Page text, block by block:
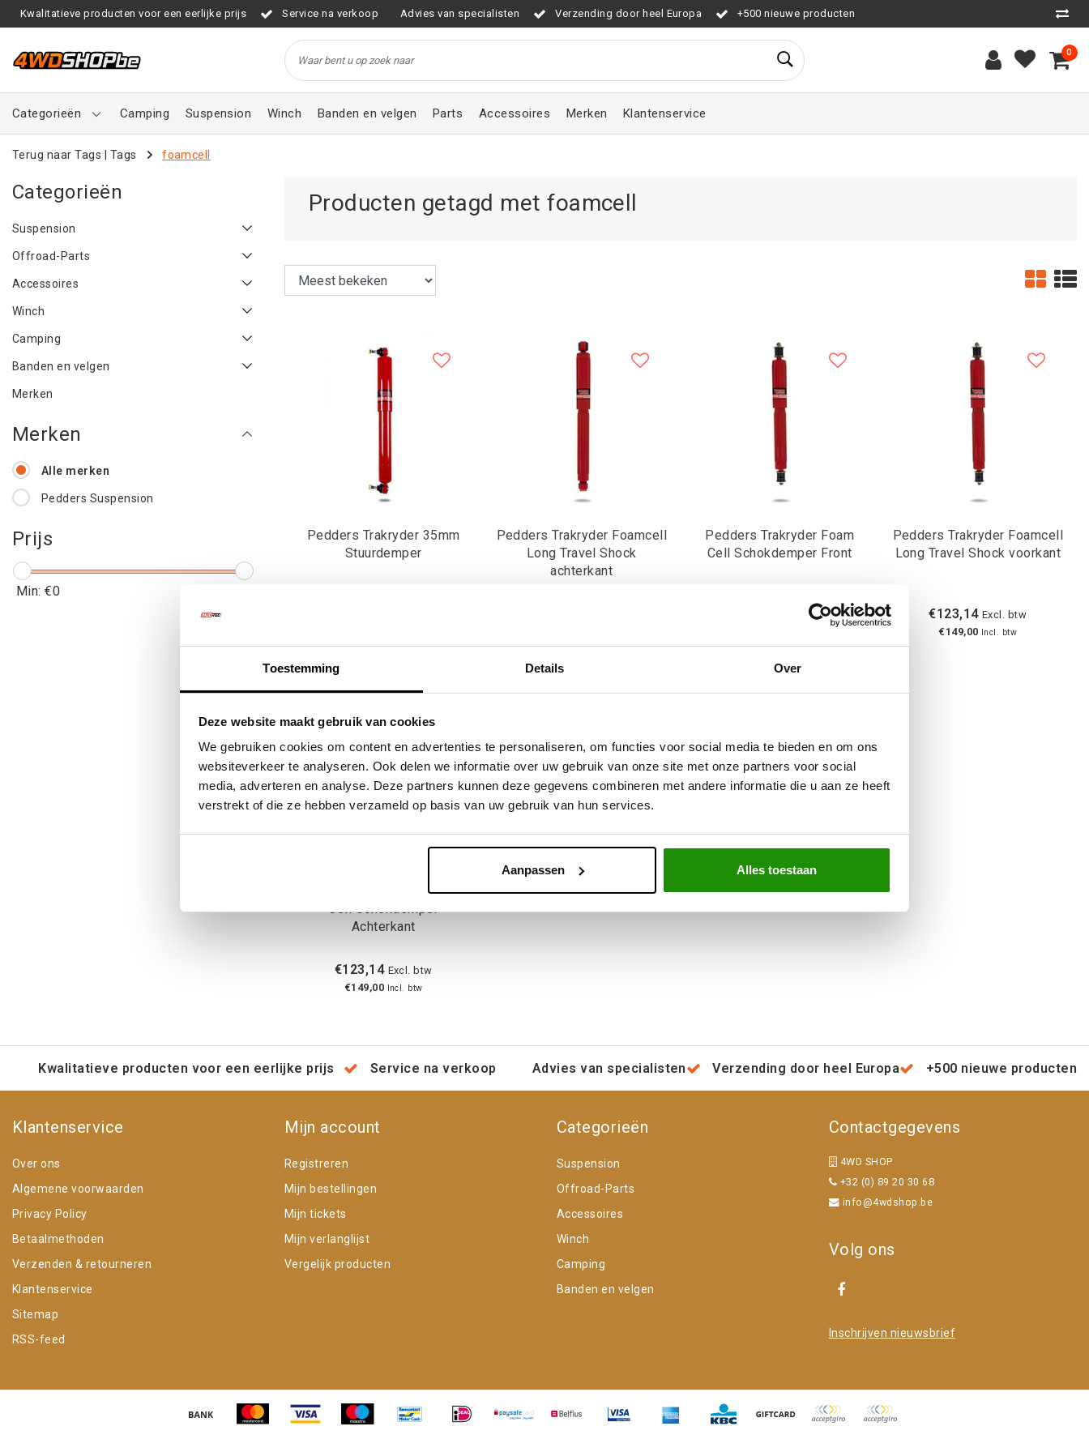
Toestemming Details Over
Deze website maakt gebruik van cookies
We gebruiken cookies om content en advertenties te personaliseren, om functies voor social media te bieden en om ons
websiteverkeer te analyseren. Ook delen we informatie over uw gebruik van onze site met onze partners voor social
media, adverteren en analyse. Deze partners kunnen deze gegevens combineren met andere informatie die u aan ze heeft
verstrekt of die ze hebben verzameld op basis van uw gebruik van hun services.
Aanpassen Alles toestaan
Kwalitatieve producten voor een eerlijke prijs Service na verkoop Advies van specialisten Verzending door heel Europa +500 nieuwe producten
0
Categorieën Camping Suspension Winch Banden en velgen Parts Accessoires Merken Klantenservice
Terug naar Tags Tags foamcell
Categorieën
Suspension
Offroad-Parts
Accessoires
Winch
Camping
Banden en velgen
Merken
Merken
Alle merken
Pedders Suspension
Prijs
Min: €0
Producten getagd met foamcell
Pedders Trakryder 35mm
Stuurdemper
Pedders Trakryder Foamcell
Long Travel Shock
achterkant
Pedders Trakryder Foam
Cell Schokdemper Front
Excl. btw
Pedders Trakryder Foamcell
Long Travel Shock voorkant
€123,14 Excl. btw
€149,00 Incl. btw
Pedders Trakryder Foam
Cell Schokdemper
Achterkant
€123,14 Excl. btw
€149,00 Incl. btw
Kwalitatieve producten voor een eerlijke prijs Service na verkoop Advies van specialisten Verzending door heel Europa +500 nieuwe producten
Klantenservice
Over ons
Algemene voorwaarden
Privacy Policy
Betaalmethoden
Verzenden & retourneren
Klantenservice
Sitemap
RSS-feed
Mijn account
Registreren
Mijn bestellingen
Mijn tickets
Mijn verlanglijst
Vergelijk producten
Categorieën
Suspension
Offroad-Parts
Accessoires
Winch
Camping
Banden en velgen
Contactgegevens
4WD SHOP
+32 (0) 89 20 30 68
info@4wdshop.be
Volg ons
Inschrijven nieuwsbrief